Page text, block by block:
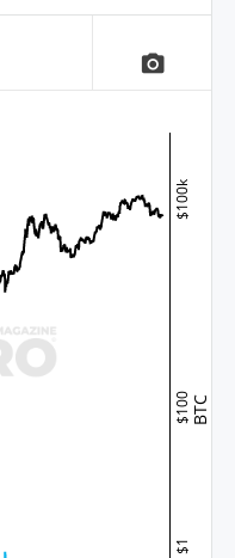
camera_alt
$1
$100
$100k
BTC